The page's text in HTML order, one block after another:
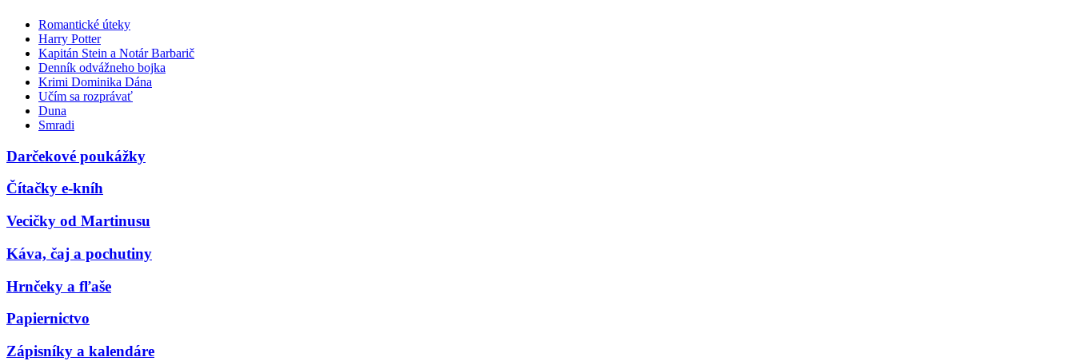
Romantické úteky
Harry Potter
Kapitán Stein a Notár Barbarič
Denník odvážneho bojka
Krimi Dominika Dána
Učím sa rozprávať
Duna
Smradi
Darčekové poukážky
Čítačky e-kníh
Vecičky od Martinusu
Káva, čaj a pochutiny
Hrnčeky a fľaše
Papiernictvo
Zápisníky a kalendáre